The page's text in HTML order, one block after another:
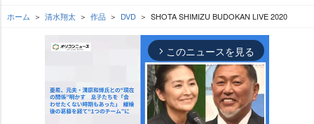
ホーム 清水翔太 作品 DVD SHOTA SHIMIZU BUDOKAN LIVE 2020
arrow_forward_ios このニュースを見る